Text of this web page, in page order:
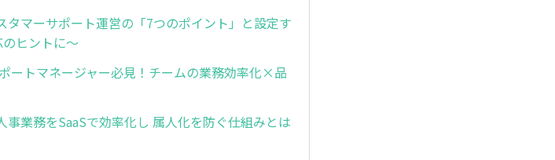
マーサポート運営の「7つのポイント」と設定す
ヒントに～
ートマネージャー必見！チームの業務効率化×品
業務をSaaSで効率化し 属人化を防ぐ仕組みとは